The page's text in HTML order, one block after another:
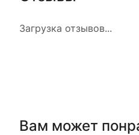
Загрузка отзывов...
Вам может